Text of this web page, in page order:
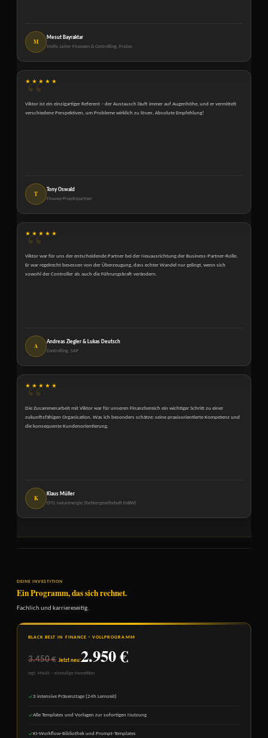
M
Mesut Bayraktar
Stellv. Leiter Finanzen & Controlling, FraSec
★★★★★
Viktor ist ein einzigartiger Referent – der Austausch läuft immer auf Augenhöhe, und er vermittelt
verschiedene Perspektiven, um Probleme wirklich zu lösen. Absolute Empfehlung!
T
Tony Oswald
Finance-Projektpartner
★★★★★
Viktor war für uns der entscheidende Partner bei der Neuausrichtung der Business-Partner-Rolle.
Er war regelrecht besessen von der Überzeugung, dass echter Wandel nur gelingt, wenn sich
sowohl der Controller als auch die Führungskraft verändern.
A
Andreas Ziegler & Lukas Deutsch
Controlling, SAP
★★★★★
Die Zusammenarbeit mit Viktor war für unseren Finanzbereich ein wichtiger Schritt zu einer
zukunftsfähigen Organisation. Was ich besonders schätze: seine praxisorientierte Kompetenz und
die konsequente Kundenorientierung.
K
Klaus Müller
CFO, naturenergie (Tochtergesellschaft EnBW)
DEINE INVESTITION
Ein Programm, das sich rechnet.
Fachlich und karriereseitig.
BLACK BELT IN FINANCE · VOLLPROGRAMM
3.450 € Jetzt neu:2.950 €
zzgl. MwSt. · einmalige Investition
✓3 intensive Präsenztage (24h Lernzeit)
✓Alle Templates und Vorlagen zur sofortigen Nutzung
✓KI-Workflow-Bibliothek und Prompt-Templates